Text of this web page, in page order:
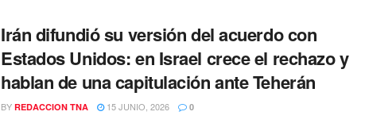
Irán difundió su versión del acuerdo con
Estados Unidos: en Israel crece el rechazo y
hablan de una capitulación ante Teherán
BY REDACCION TNA 15 JUNIO, 2026 0